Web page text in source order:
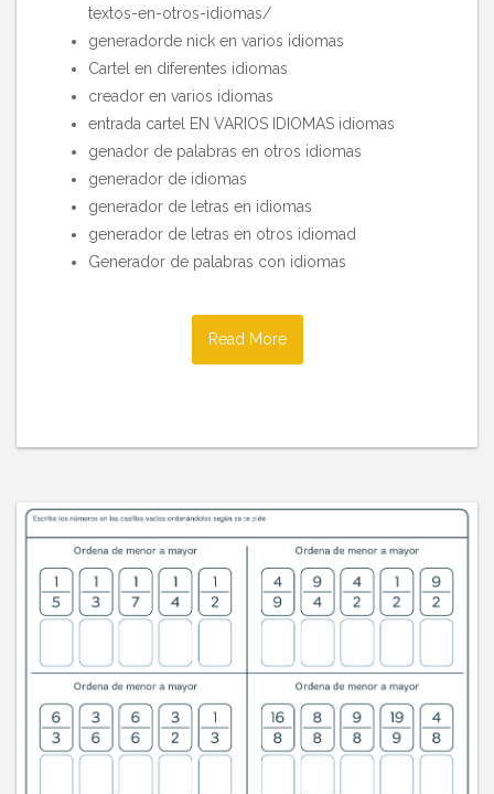
textos-en-otros-idiomas/
generadorde nick en varios idiomas
Cartel en diferentes idiomas
creador en varios idiomas
entrada cartel EN VARIOS IDIOMAS idiomas
genador de palabras en otros idiomas
generador de idiomas
generador de letras en idiomas
generador de letras en otros idiomad
Generador de palabras con idiomas
Read More